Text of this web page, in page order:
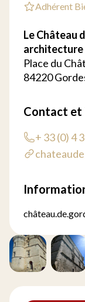
Adhérent
Le Château
architecture
Place du
84220
Contact
+ 33 (0) 4